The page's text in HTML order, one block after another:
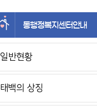
동행정복지센터안내
일반현황
태백의 상징